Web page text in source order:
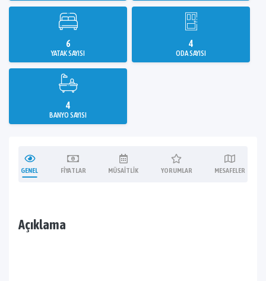
6
YATAK SAYISI
4
ODA SAYISI
4
BANYO SAYISI
GENEL FIYATLAR MÜSAITLIK YORUMLAR MESAFELER
Açıklama